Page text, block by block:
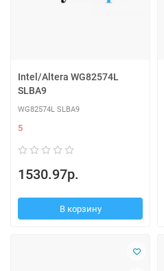
Intel/Altera WG82574L
SLBA9
WG82574L SLBA9
5
1530.97р.
В корзину